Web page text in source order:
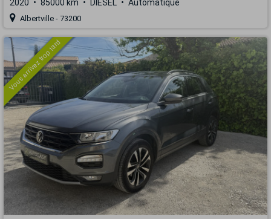
2020 85000 km DIESEL Automatique
Albertville - 73200
Vous arrivez trop tard